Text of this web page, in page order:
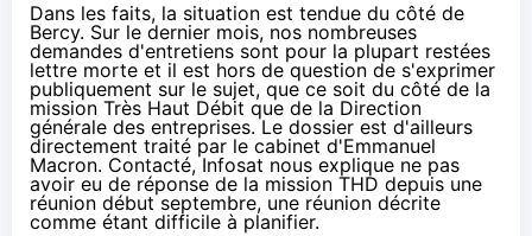
Dans les faits, la situation est tendue du côté de
Bercy. Sur le dernier mois, nos nombreuses
demandes d'entretiens sont pour la plupart restées
lettre morte et il est hors de question de s'exprimer
publiquement sur le sujet, que ce soit du côté de la
mission Très Haut Débit que de la Direction
générale des entreprises. Le dossier est d'ailleurs
directement traité par le cabinet d'Emmanuel
Macron. Contacté, Infosat nous explique ne pas
avoir eu de réponse de la mission THD depuis une
réunion début septembre, une réunion décrite
comme étant difficile à planifier.